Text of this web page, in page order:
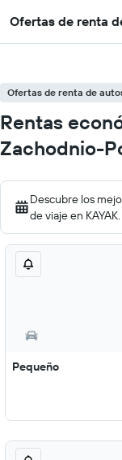
Ofertas de renta
Ofertas de renta de
Rentas
Zachodnio-
Descubre los
de viaje en KAYAK.
Pequeño